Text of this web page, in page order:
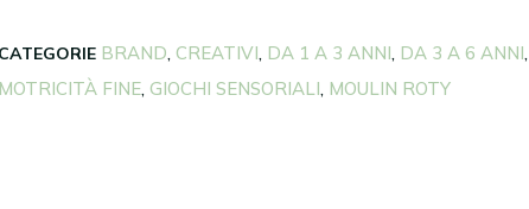
CATEGORIE BRAND, CREATIVI, DA 1 A 3 ANNI, DA 3 A 6 ANNI,
MOTRICITÀ FINE, GIOCHI SENSORIALI, MOULIN ROTY